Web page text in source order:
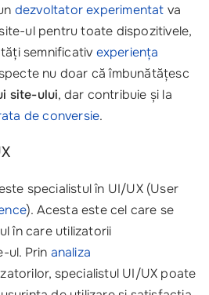
dezvoltator experimentat va
ul pentru toate dispozitivele,
semnificativ experiența
nu doar că îmbunătățesc
site-ului, dar contribuie și la
de conversie.
specialistul în UI/UX (User
). Acesta este cel care se
în care utilizatorii
ul. Prin analiza
specialistul UI/UX poate